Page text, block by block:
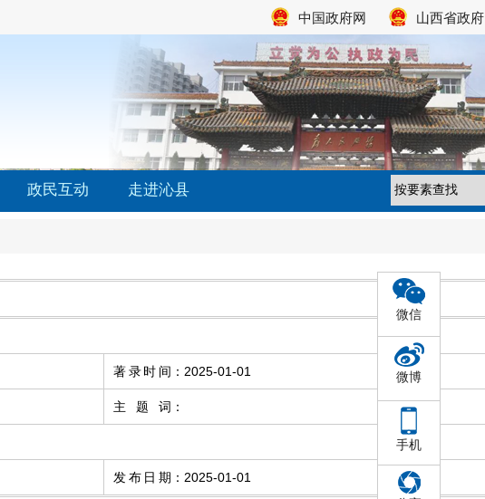
微信
微博
手机
中国政府网 山西省政府
政民互动 走进沁县
著录时间 ： 2025-01-01
主题词 ：
发布日期 ： 2025-01-01